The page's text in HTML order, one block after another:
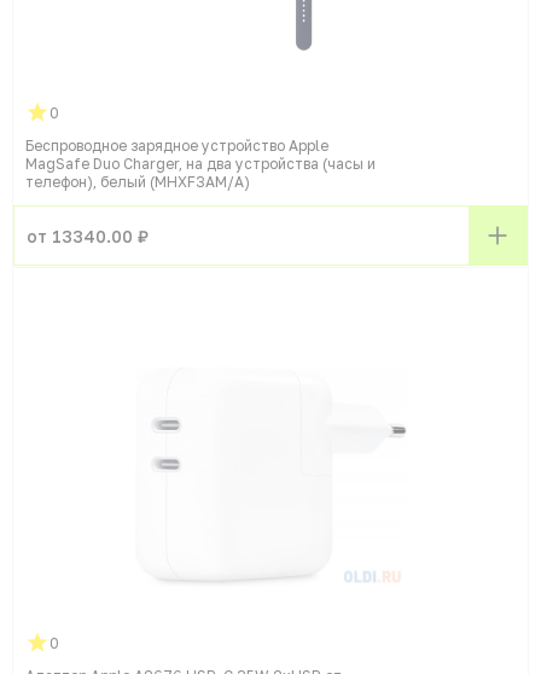
0
Беспроводное зарядное устройство Apple
MagSafe Duo Charger, на два устройства (часы и
телефон), белый (MHXF3AM/A)
от 13340.00 ₽
0